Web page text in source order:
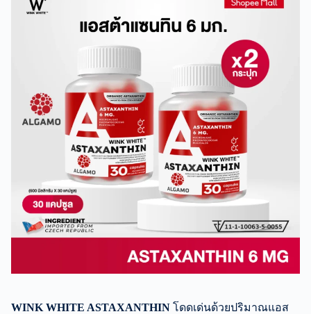
WINK WHITE ASTAXANTHIN โดดเด่นด้วยปริมาณแอส